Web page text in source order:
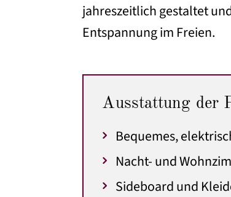
jahreszeitlich gestaltet
Entspannung im Freien.
Ausstattung der
Bequemes,
Nacht- und
Sideboard und